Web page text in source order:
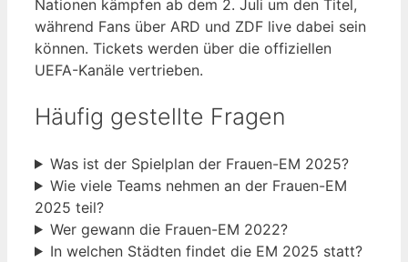
Nationen kämpfen ab dem 2. Juli um den Titel,
während Fans über ARD und ZDF live dabei sein
können. Tickets werden über die offiziellen
UEFA-Kanäle vertrieben.
Häufig gestellte Fragen
Was ist der Spielplan der Frauen-EM 2025?
Wie viele Teams nehmen an der Frauen-EM
2025 teil?
Wer gewann die Frauen-EM 2022?
In welchen Städten findet die EM 2025 statt?